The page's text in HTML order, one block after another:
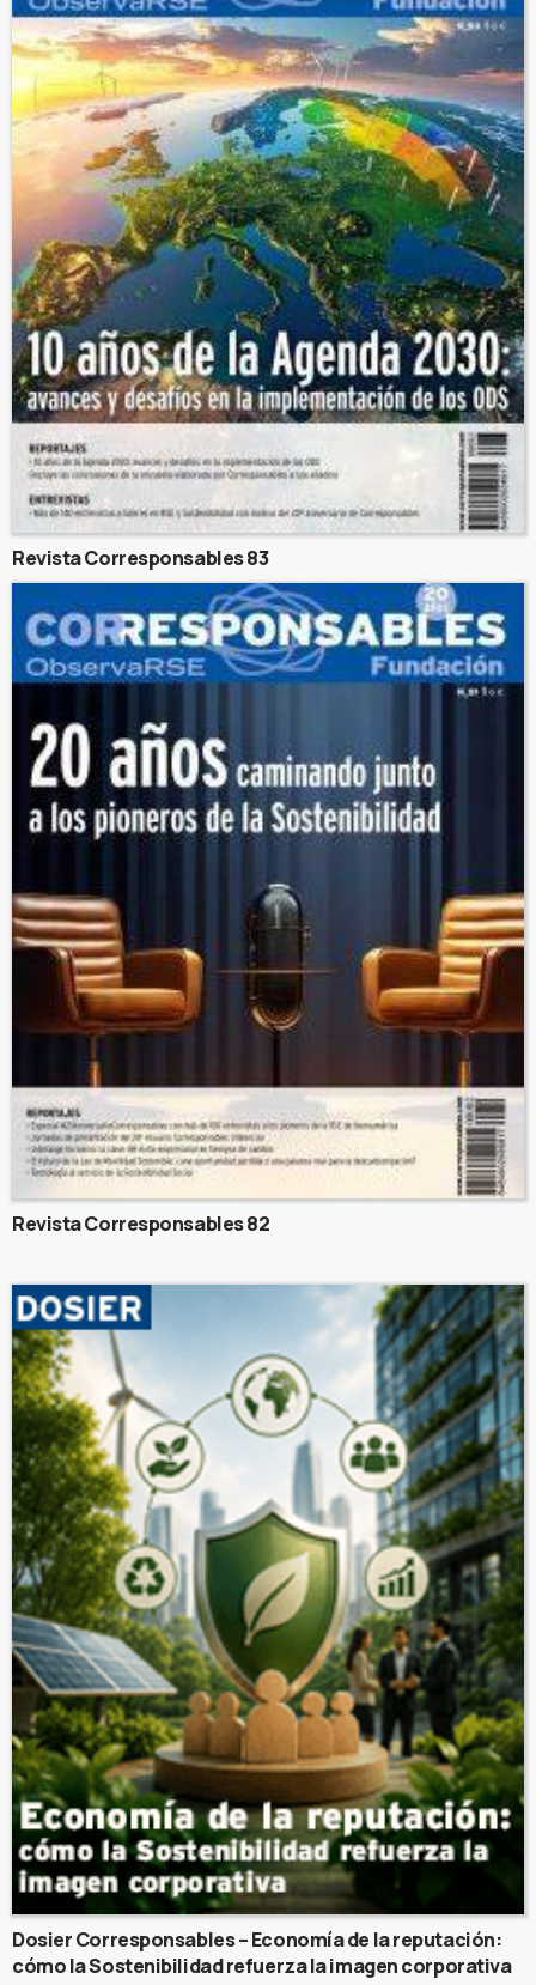
Revista Corresponsables 83
Revista Corresponsables 82
Dosier Corresponsables – Economía de la reputación:
cómo la Sostenibilidad refuerza la imagen corporativa